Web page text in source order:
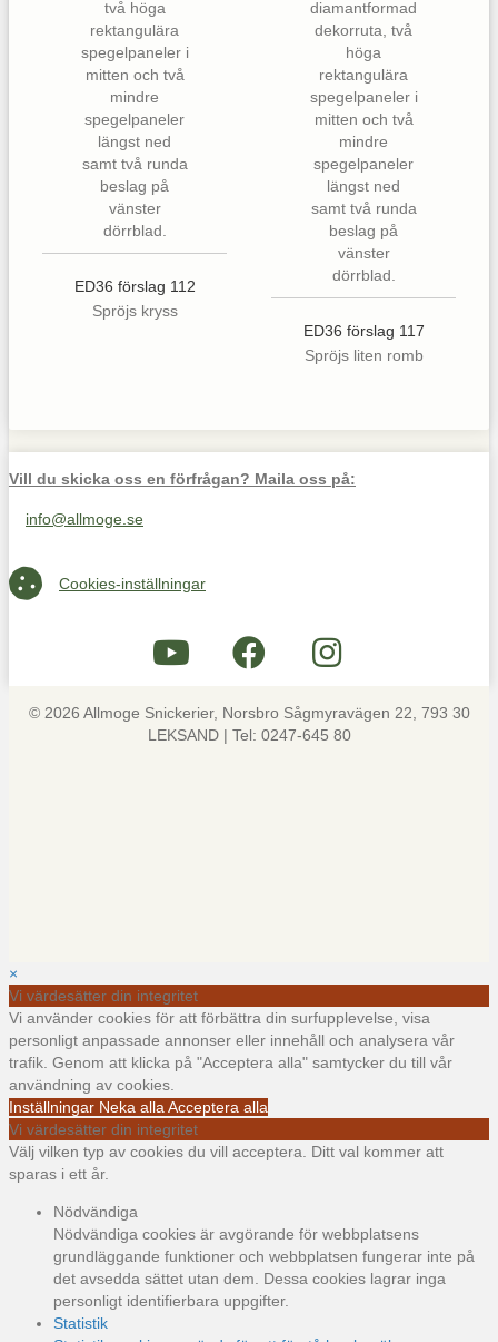
ED36 förslag 112
Spröjs kryss
ED36 förslag 117
Spröjs liten romb
Vill du skicka oss en förfrågan? Maila oss på:
Maila oss på info@allmoge.se
info@allmoge.se
Cookies-inställningar
Cookies-inställningar
© 2026 Allmoge Snickerier, Norsbro Sågmyravägen 22, 793 30
LEKSAND | Tel: 0247-645 80
×
Vi värdesätter din integritet
Vi använder cookies för att förbättra din surfupplevelse, visa
personligt anpassade annonser eller innehåll och analysera vår
trafik. Genom att klicka på "Acceptera alla" samtycker du till vår
användning av cookies.
Inställningar Neka alla Acceptera alla
Vi värdesätter din integritet
Välj vilken typ av cookies du vill acceptera. Ditt val kommer att
sparas i ett år.
Nödvändiga
Nödvändiga cookies är avgörande för webbplatsens
grundläggande funktioner och webbplatsen fungerar inte på
det avsedda sättet utan dem. Dessa cookies lagrar inga
personligt identifierbara uppgifter.
Statistik